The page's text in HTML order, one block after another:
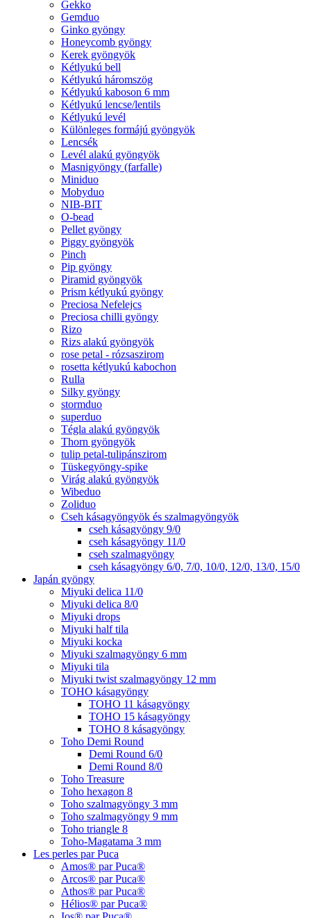
Gekko
Gemduo
Ginko gyöngy
Honeycomb gyöngy
Kerek gyöngyök
Kétlyukú bell
Kétlyukú háromszög
Kétlyukú kaboson 6 mm
Kétlyukú lencse/lentils
Kétlyukú levél
Különleges formájú gyöngyök
Lencsék
Levél alakú gyöngyök
Masnigyöngy (farfalle)
Miniduo
Mobyduo
NIB-BIT
O-bead
Pellet gyöngy
Piggy gyöngyök
Pinch
Pip gyöngy
Piramid gyöngyök
Prism kétlyukú gyöngy
Preciosa Nefelejcs
Preciosa chilli gyöngy
Rizo
Rizs alakú gyöngyök
rose petal - rózsaszirom
rosetta kétlyukú kabochon
Rulla
Silky gyöngy
stormduo
superduo
Tégla alakú gyöngyök
Thorn gyöngyök
tulip petal-tulipánszirom
Tüskegyöngy-spike
Virág alakú gyöngyök
Wibeduo
Zoliduo
Cseh kásagyöngyök és szalmagyöngyök
cseh kásagyöngy 9/0
cseh kásagyöngy 11/0
cseh szalmagyöngy
cseh kásagyöngy 6/0, 7/0, 10/0, 12/0, 13/0, 15/0
Japán gyöngy
Miyuki delica 11/0
Miyuki delica 8/0
Miyuki drops
Miyuki half tila
Miyuki kocka
Miyuki szalmagyöngy 6 mm
Miyuki tila
Miyuki twist szalmagyöngy 12 mm
TOHO kásagyöngy
TOHO 11 kásagyöngy
TOHO 15 kásagyöngy
TOHO 8 kásagyöngy
Toho Demi Round
Demi Round 6/0
Demi Round 8/0
Toho Treasure
Toho hexagon 8
Toho szalmagyöngy 3 mm
Toho szalmagyöngy 9 mm
Toho triangle 8
Toho-Magatama 3 mm
Les perles par Puca
Amos® par Puca®
Arcos® par Puca®
Athos® par Puca®
Hélios® par Puca®